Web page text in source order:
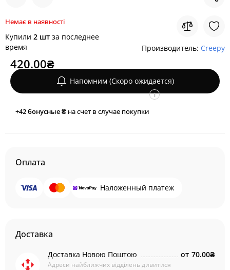
Немає в наявності
Купили 2 шт за последнее
время
Производитель: Creepy
420.00₴
Напомним (Скоро ожидается)
+42бонусные ₴ на счет в случае покупки
i
Оплата
Наложенный платеж
Доставка
Доставка Новою Поштою
Адреси найближчих відділень дивитися
от 70.00₴